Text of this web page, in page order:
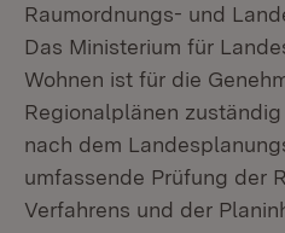
Raumordnungs- und
Das Ministerium für
Wohnen ist für die
Regionalplänen
nach dem
umfassende Prüfung der
Verfahrens und der